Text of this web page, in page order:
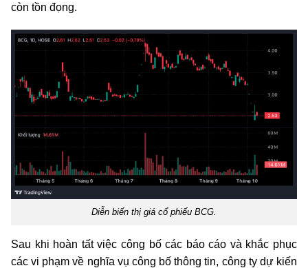
còn tồn đọng.
Diễn biến thị giá cổ phiếu BCG.
Sau khi hoàn tất việc công bố các báo cáo và khắc phục
các vi phạm về nghĩa vụ công bố thông tin, công ty dự kiến